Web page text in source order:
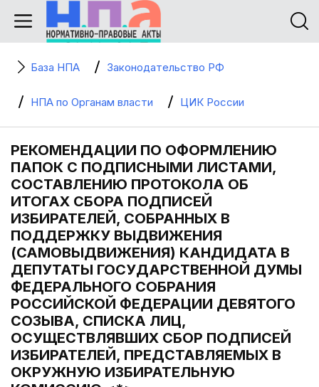
База НПА Законодательство РФ
НПА по Органам власти ЦИК России
РЕКОМЕНДАЦИИ ПО ОФОРМЛЕНИЮ
ПАПОК С ПОДПИСНЫМИ ЛИСТАМИ,
СОСТАВЛЕНИЮ ПРОТОКОЛА ОБ
ИТОГАХ СБОРА ПОДПИСЕЙ
ИЗБИРАТЕЛЕЙ, СОБРАННЫХ В
ПОДДЕРЖКУ ВЫДВИЖЕНИЯ
(САМОВЫДВИЖЕНИЯ) КАНДИДАТА В
ДЕПУТАТЫ ГОСУДАРСТВЕННОЙ ДУМЫ
ФЕДЕРАЛЬНОГО СОБРАНИЯ
РОССИЙСКОЙ ФЕДЕРАЦИИ ДЕВЯТОГО
СОЗЫВА, СПИСКА ЛИЦ,
ОСУЩЕСТВЛЯВШИХ СБОР ПОДПИСЕЙ
ИЗБИРАТЕЛЕЙ, ПРЕДСТАВЛЯЕМЫХ В
ОКРУЖНУЮ ИЗБИРАТЕЛЬНУЮ